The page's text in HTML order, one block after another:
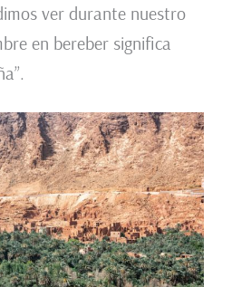
ver durante nuestro
en bereber significa